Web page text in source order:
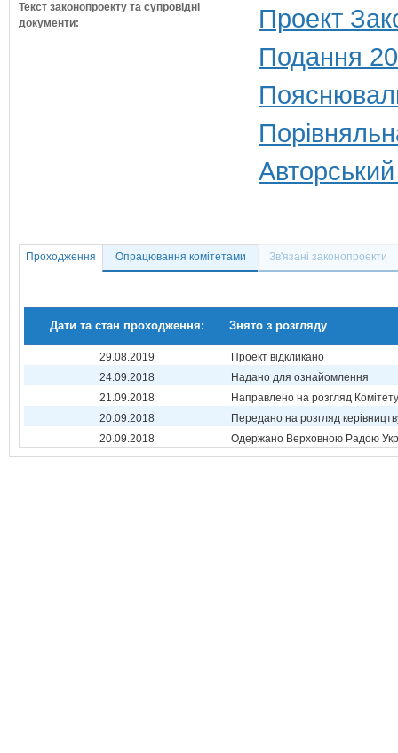
Текст законопроекту та супровідні
документи:
Проект
Подання
Проходження Опрацювання комітетами Зв'язані законопроекти
Дати та стан проходження: Знято з розгляду
29.08.2019
Проект відкликано
24.09.2018
Надано для ознайомлення
21.09.2018
Направлено на розгляд Комітету
20.09.2018
Передано на розгляд
20.09.2018
Одержано Верховною Радою